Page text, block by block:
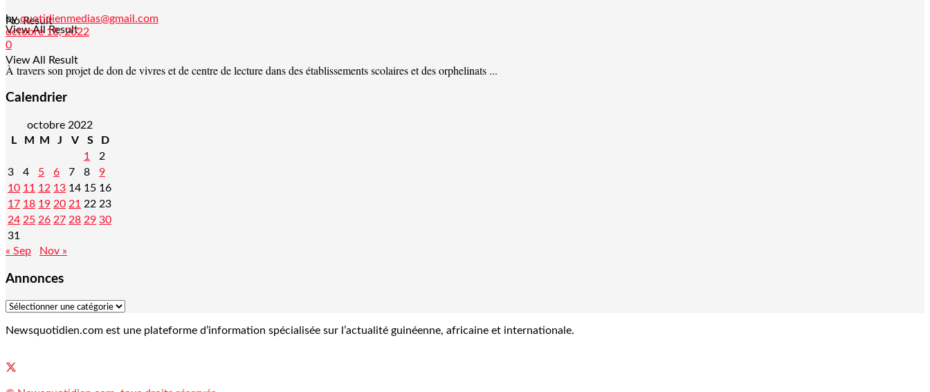
View All Result
No Result
View All Result
by quotidienmedias@gmail.com
octobre 18, 2022
0
À travers son projet de don de vivres et de centre de lecture dans des établissements scolaires et des orphelinats ...
Calendrier
octobre 2022
L
M M J V S
D
1
2
3
4 5 6 7 8
9
10 11 12 13 14 15 16
17 18 19 20 21 22 23
24 25 26 27 28 29 30
31
« Sep
Nov »
Annonces
Newsquotidien.com est une plateforme d’information spécialisée sur l’actualité guinéenne, africaine et internationale.